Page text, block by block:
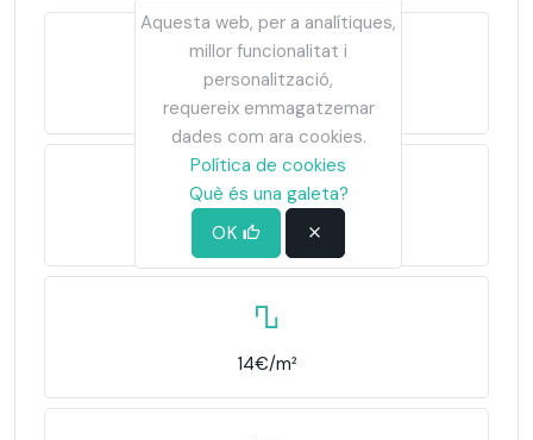
Segona mà
95m²
14€/m²
Aquesta web, per a analítiques,
millor funcionalitat i
personalització,
requereix emmagatzemar
dades com ara cookies.
Política de cookies
Què és una galeta?
OK